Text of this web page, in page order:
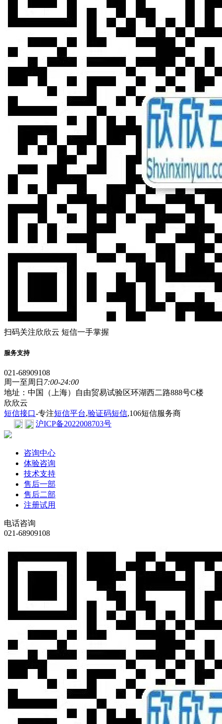
扫码关注欣欣云 短信一手掌握
服务支持
021-68909108
周一至周日 7:00-24:00
地址：中国（上海）自由贸易试验区环湖西二路888号C楼
欣欣云
短信接口-专注短信平台,验证码短信,106短信服务商
沪ICP备2022008703号
咨询中心
体验咨询
技术支持
售后一部
售后二部
注册试用
电话咨询
021-68909108